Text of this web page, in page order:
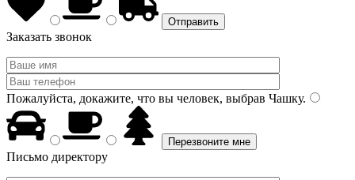
Заказать звонок
Пожалуйста, докажите, что вы человек, выбрав Чашку.
Письмо директору